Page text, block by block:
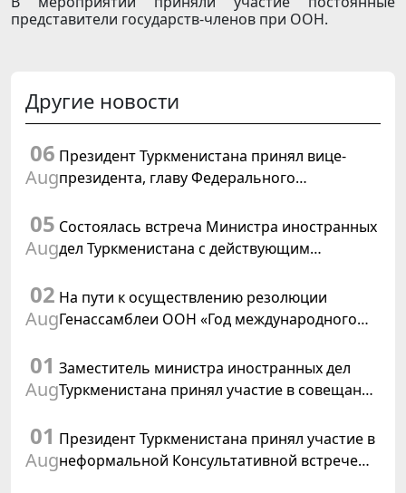
представители государств-членов при ООН.
Другие новости
06
Aug
Президент Туркменистана принял вице-
президента, главу Федерального
Швейцарской Конфедерации
05
Aug
Состоялась встреча Министра иностранных
дел Туркменистана с действующим
02
Aug
На пути к осуществлению резолюции
Генассамблеи ООН «Год международного
Туркменистаном
01
Aug
Заместитель министра иностранных дел
Туркменистана принял участие в совещании
сотрудничества «Центральная Азия –
Республика Корея»
01
Aug
Президент Туркменистана принял участие в
неформальной Консультативной встрече